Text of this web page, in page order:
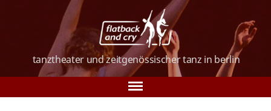
tanztheater undzeitgenössischer tanz in berlin